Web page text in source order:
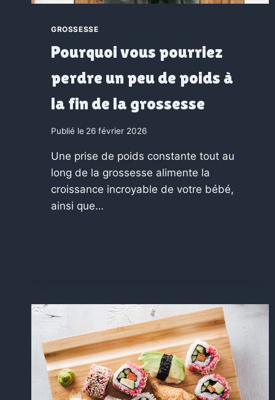
GROSSESSE
Pourquoi vous pourriez
perdre un peu de poids à
la fin de la grossesse
Publié le 26 février 2026
Une prise de poids constante tout au
long de la grossesse alimente la
croissance incroyable de votre bébé,
ainsi que…